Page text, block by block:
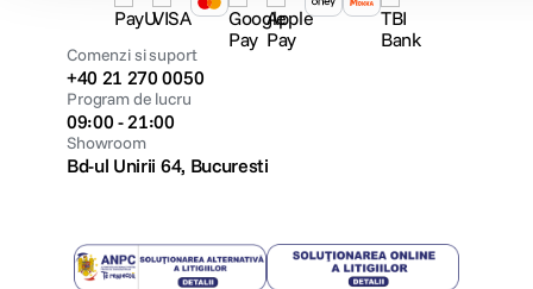
Comenzi si suport
+40 21 270 0050
Program de lucru
09:00 - 21:00
Showroom
Bd-ul Unirii 64, Bucuresti